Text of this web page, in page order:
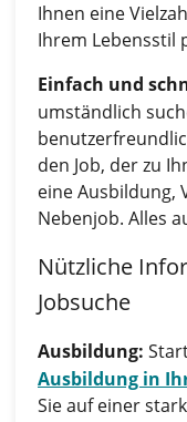
Ihnen eine
Ihrem Lebensstil
Einfach und
umständlich
den Job, der zu
eine Ausbildung,
Nebenjob. Alles
Nützliche
Jobsuche
Ausbildung:
Ausbildung in
Sie auf einer